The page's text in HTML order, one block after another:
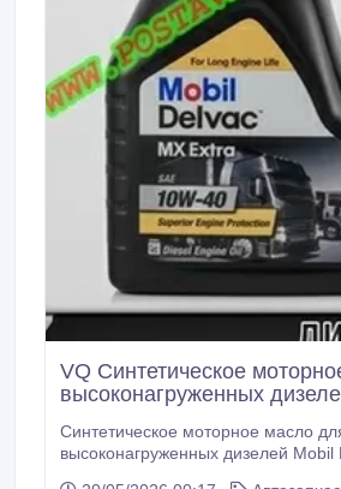
VQ Синтетическое
высоконагруженных
Синтетическое моторное масло
высоконагруженных дизелей Mobil